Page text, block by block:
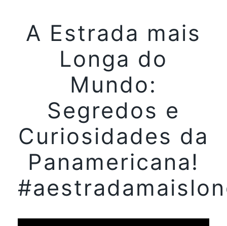
A Estrada mais
Longa do
Mundo:
Segredos e
Curiosidades da
Panamericana!